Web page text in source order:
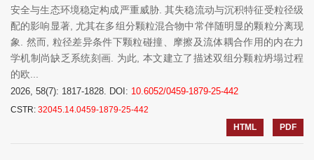
安全与生态环境稳定构成严重威胁. 其失稳流动与沉积特征受粒径级
配的影响显著, 尤其在多组分颗粒混合物中常伴随明显的颗粒分离现
象. 然而, 粒径差异条件下颗粒碰撞、摩擦及流体耦合作用的内在力
学机制尚缺乏系统刻画. 为此, 本文建立了描述双组分颗粒坍塌过程
的欧...
2026, 58(7): 1817-1828. DOI: 10.6052/0459-1879-25-442
CSTR: 32045.14.0459-1879-25-442
HTML
PDF